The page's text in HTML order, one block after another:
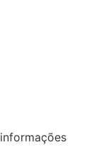
informações